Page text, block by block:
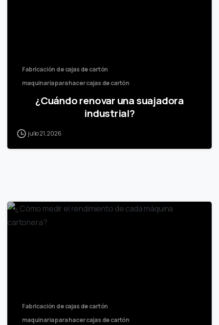
Fabricación de cajas de cartón
maquinaria para hacer cajas de cartón
¿Cuándo renovar una suajadora
industrial?
julio 21, 2026
Fabricación de cajas de cartón
maquinaria para hacer cajas de cartón